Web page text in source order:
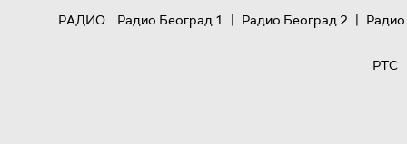
РАДИО
Радио Београд 1 | Радио Београд 2 |
РТС